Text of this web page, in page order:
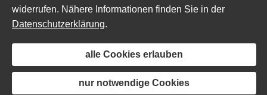
widerrufen. Nähere Informationen finden Sie in der
Datenschutzerklärung.
alle Cookies erlauben
nur notwendige Cookies